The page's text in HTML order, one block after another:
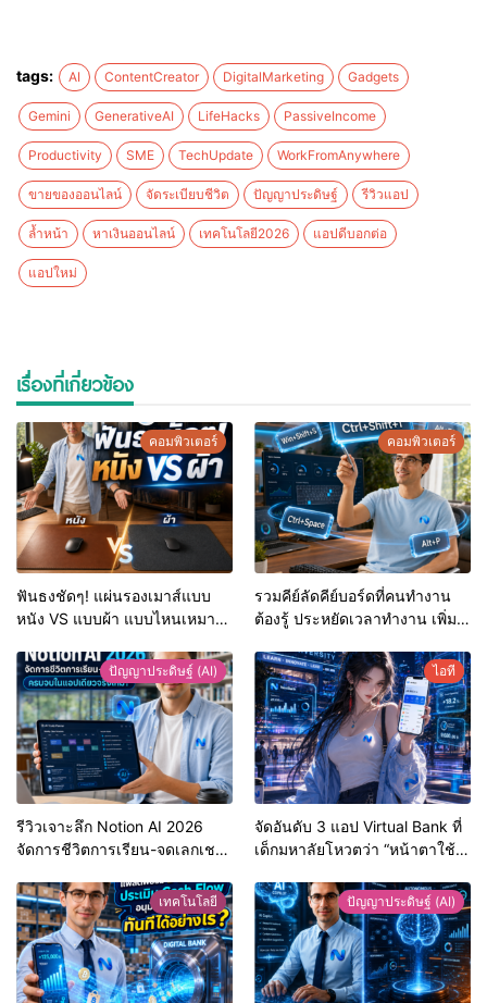
tags: AI ContentCreator DigitalMarketing Gadgets
Gemini GenerativeAI LifeHacks PassiveIncome
Productivity SME TechUpdate WorkFromAnywhere
ขายของออนไลน์ จัดระเบียบชีวิต ปัญญาประดิษฐ์ รีวิวแอป
ล้ำหน้า หาเงินออนไลน์ เทคโนโลยี2026 แอปดีบอกต่อ
แอปใหม่
เรื่องที่เกี่ยวข้อง
คอมพิวเตอร์
ฟันธงชัดๆ! แผ่นรองเมาส์แบบ
หนัง VS แบบผ้า แบบไหนเหมาะ
คอมพิวเตอร์
รวมคีย์ลัดคีย์บอร์ดที่คนทำงาน
ต้องรู้ ประหยัดเวลาทำงาน เพิ่ม
ปัญญาประดิษฐ์ (AI)
รีวิวเจาะลึก Notion AI 2026
จัดการชีวิตการเรียน-จดเลกเชอร์
ไอที
จัดอันดับ 3 แอป Virtual Bank ที่
เด็กมหาลัยโหวตว่า “หน้าตาใช้
เทคโนโลยี ปัญญาประดิษฐ์ (AI)